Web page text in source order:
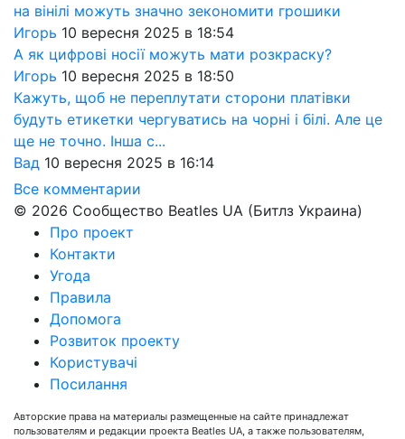
на вінілі можуть значно зекономити грошики
Игорь 10 вересня 2025 в 18:54
А як цифрові носії можуть мати розкраску?
Игорь 10 вересня 2025 в 18:50
Кажуть, щоб не переплутати сторони платівки
будуть етикетки чергуватись на чорні і білі. Але це
ще не точно. Інша с...
Вад 10 вересня 2025 в 16:14
Все комментарии
© 2026 Сообщество Beatles UA (Битлз Украина)
Про проект
Контакти
Угода
Правила
Допомога
Розвиток проекту
Користувачі
Посилання
Авторские права на материалы размещенные на сайте принадлежат
пользователям и редакции проекта Beatles UA, а также пользователям,